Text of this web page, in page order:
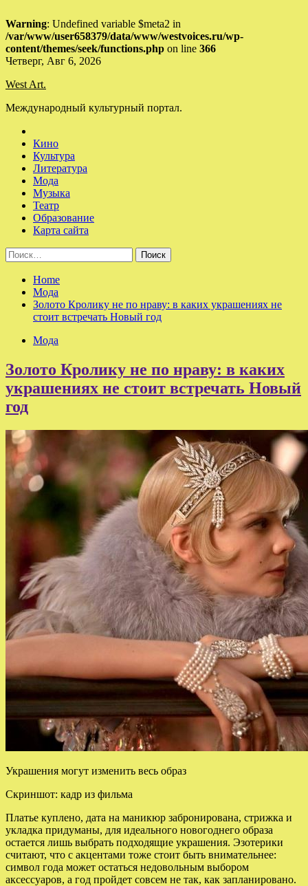
Warning: Undefined variable $meta2 in
/var/www/user658379/data/www/westvoices.ru/wp-
content/themes/seek/functions.php on line 366
Skip
content
Четверг, Авг 6, 2026
West Art.
Международный культурный портал.
Кино
Культура
Литература
Мода
Музыка
Театр
Образование
Карта сайта
Найти:
Home
Мода
Золото Кролику не по нраву: в каких украшениях не
стоит встречать Новый год
Мода
Золото Кролику не по нраву: в каких
украшениях не стоит встречать Новый
год
Украшения могут изменить весь образ
Скриншот: кадр из фильма
Платье куплено, дата на маникюр забронирована, стрижка и
укладка придуманы, для идеального новогоднего образа
остается лишь выбрать подходящие украшения. Эзотерики
считают, что с акцентами тоже стоит быть внимательнее:
символ года может остаться недовольным выбором
аксессуаров, а год пройдет совсем не так, как запланировано.